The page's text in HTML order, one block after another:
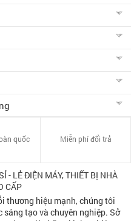
quốc Miễn phí đổi trả
- LẺ ĐIỆN MÁY, THIẾT BỊ NHÀ
CẤP
thương hiệu mạnh, chúng tôi
tạo và chuyên nghiệp. Sở